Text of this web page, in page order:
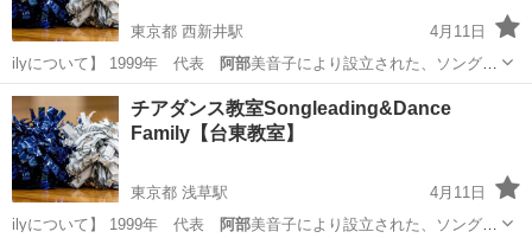
東京都 西新井駅
4月11日
ilyについて】 1999年 代表
阿部美音子により設立された、ソングリ
ーディ…
東京 足立区 西新井駅 その他
チアダンス教室Songleading&Dance
Family【台東教室】
東京都 浅草駅
4月11日
ilyについて】 1999年 代表
阿部美音子により設立された、ソングリ